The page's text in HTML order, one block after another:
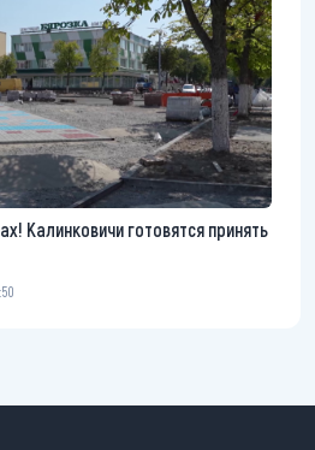
Калинковичи готовятся принять